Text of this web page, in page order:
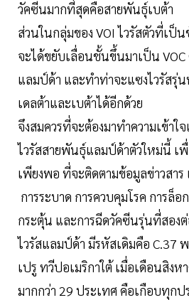
วัคซีนมากที่สุดคือสายพันธุ์เบต้า
ส่วนในกลุ่มของ VOI ไวรัสตัวที่เป็
จะได้ขยับเลื่อนชั้นขึ้นมาเป็น
แลมป์ด้า และทำท่าจะแซงไวรัสรุ่
เดลต้าและเบต้าได้อีกด้วย
จึงสมควรที่จะต้องมาทำความเข้าใ
ไวรัสสายพันธุ์แลมป์ด้าตัวใหม่นี้ เ
เพียงพอ ที่จะติดตามข้อมูลข่าวสาร
การระบาด การควบคุมโรค การล็
กระตุ้น และการฉีดวัคซีนรุ่นที่สอง
ไวรัสแลมป์ด้า มีรหัสเดิมคือ C.37
เปรู ทวีปอเมริกาใต้ เมื่อเดือนสิง
มากกว่า 29 ประเทศ คือเกือบทุก